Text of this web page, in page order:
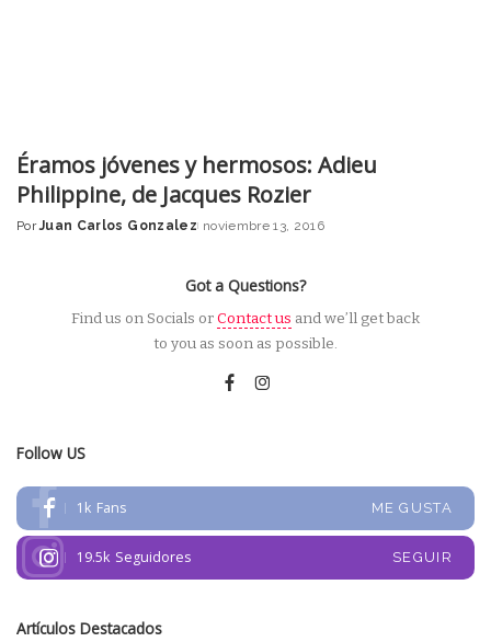
Éramos jóvenes y hermosos: Adieu
Philippine, de Jacques Rozier
Posted
Por Juan Carlos Gonzalez noviembre 13, 2016
Got a Questions?
Find us on Socials orContact us and we’ll get back
to you as soon as possible.
Follow US
1k Fans ME GUSTA
19.5k Seguidores SEGUIR
Artículos Destacados